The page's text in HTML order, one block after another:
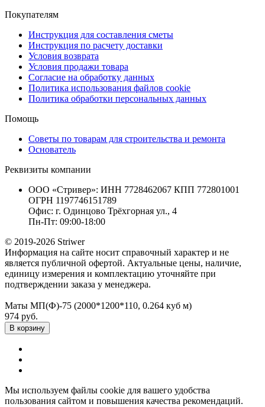
Покупателям
Инструкция для составления сметы
Инструкция по расчету доставки
Условия возврата
Условия продажи товара
Согласие на обработку данных
Политика использования файлов cookie
Политика обработки персональных данных
Помощь
Советы по товарам для строительства и ремонта
Основатель
Реквизиты компании
ООО «Стривер»: ИНН 7728462067 КПП 772801001
ОГРН 1197746151789
Офис: г. Одинцово Трёхгорная ул., 4
Пн-Пт: 09:00-18:00
© 2019-2026 Striwer
Информация на сайте носит справочный характер и не
является публичной офертой. Актуальные цены, наличие,
единицу измерения и комплектацию уточняйте при
подтверждении заказа у менеджера.
Маты МП(Ф)-75 (2000*1200*110, 0.264 куб м)
974 руб.
В корзину
Мы используем файлы cookie для вашего удобства
пользования сайтом и повышения качества рекомендаций.